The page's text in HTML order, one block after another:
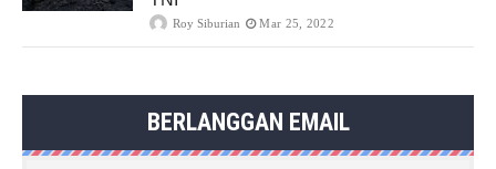
Roy Siburian Mar 25, 2022
BERLANGGAN EMAIL